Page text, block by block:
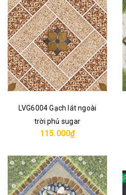
LVG6004 Gạch lát ngoài
trời phủ sugar
115.000₫